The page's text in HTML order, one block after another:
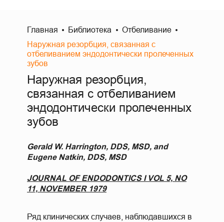
Наружная резорбция, связанная с
отбеливанием эндодонтически пролеченных
зубов
Библиотека
Главная Отбеливание
Наружная резорбция,
связанная с отбеливанием
эндодонтически пролеченных
зубов
Gerald W. Harrington, DDS, MSD, and
Eugene Natkin, DDS, MSD
JOURNAL OF ENDODONTICS I VOL 5, NO
11, NOVEMBER 1979
Ряд клинических случаев, наблюдавшихся в